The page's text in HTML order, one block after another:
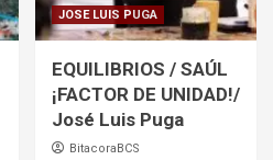
JOSE LUIS PUGA
EQUILIBRIOS / SAÚL
¡FACTOR DE UNIDAD!/
José Luis Puga
BitacoraBCS